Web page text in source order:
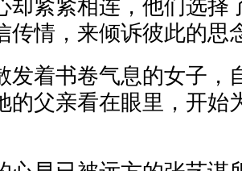
却紧紧相连，他们选择
情，来倾诉彼此的思
发着书卷气息的女子，
的父亲看在眼里，开始